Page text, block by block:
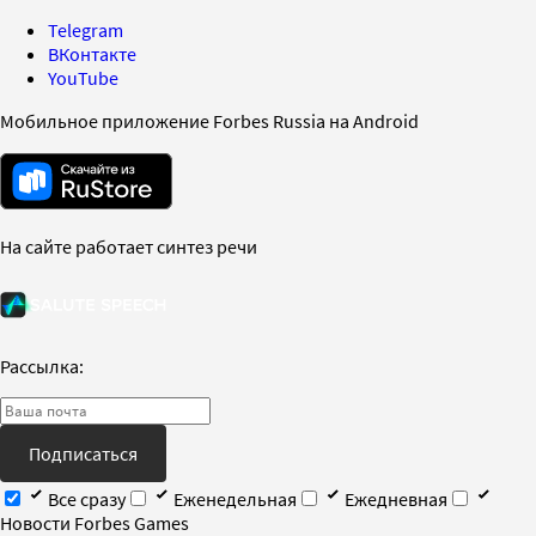
Telegram
ВКонтакте
YouTube
Мобильное приложение Forbes Russia на Android
На сайте работает синтез речи
Рассылка:
Подписаться
Все сразу
Еженедельная
Ежедневная
Новости Forbes Games